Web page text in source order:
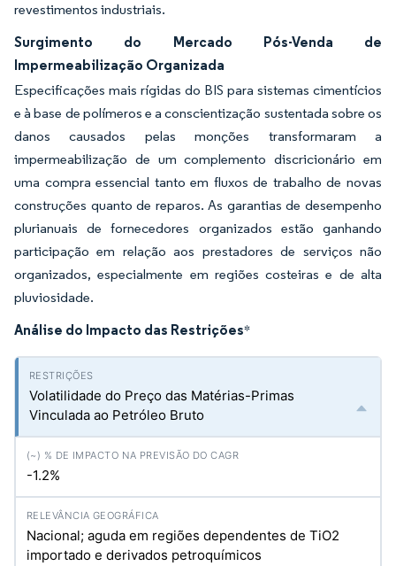
revestimentos industriais.
Surgimento do Mercado Pós-Venda de
Impermeabilização Organizada
Especificações mais rígidas do BIS para sistemas cimentícios
e à base de polímeros e a conscientização sustentada sobre os
danos causados pelas monções transformaram a
impermeabilização de um complemento discricionário em
uma compra essencial tanto em fluxos de trabalho de novas
construções quanto de reparos. As garantias de desempenho
plurianuais de fornecedores organizados estão ganhando
participação em relação aos prestadores de serviços não
organizados, especialmente em regiões costeiras e de alta
pluviosidade.
Análise do Impacto das Restrições*
Volatilidade do Preço das Matérias-Primas
Vinculada ao Petróleo Bruto
-1.2%
Nacional; aguda em regiões dependentes de TiO2
importado e derivados petroquímicos